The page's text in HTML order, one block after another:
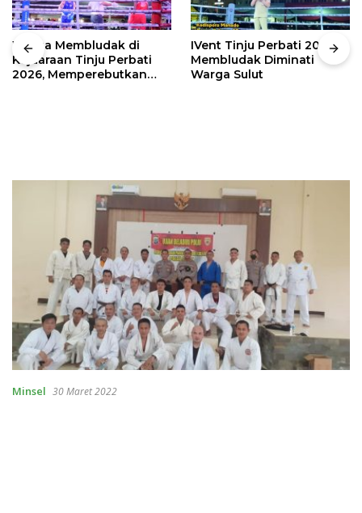
Warga Membludak di
Kejuaraan Tinju Perbati
2026, Memperebutkan
IVent Tinju Perbati 2026
Membludak Diminati
Warga Sulut
Minsel 30 Maret 2022